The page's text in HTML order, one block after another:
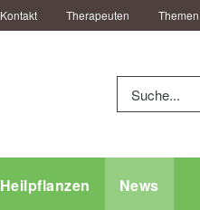
Kontakt Therapeuten Themen
Heilpflanzen News